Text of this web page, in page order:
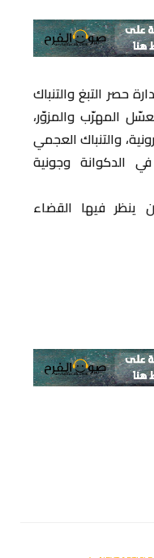
حصر التبغ والتنباك
المهرّب والمزوّر،
والتنباك العجمي
الدكوانة وجونية
ينظر فيها القضاء